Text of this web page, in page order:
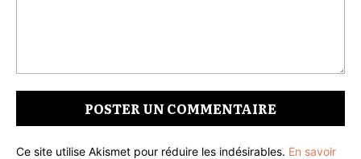
Ce site utilise Akismet pour réduire les indésirables. En savoir